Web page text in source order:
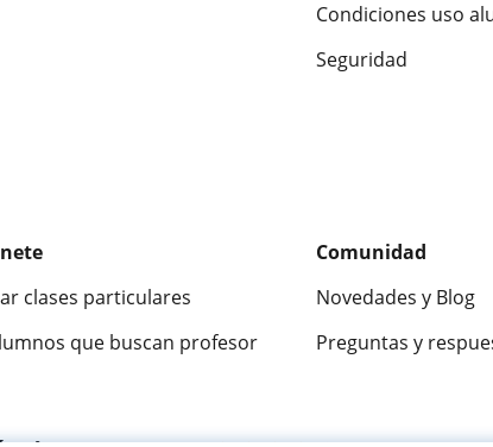
Condiciones uso
Seguridad
clases particulares
que buscan profesor
Comunidad
Novedades y Blog
Preguntas y